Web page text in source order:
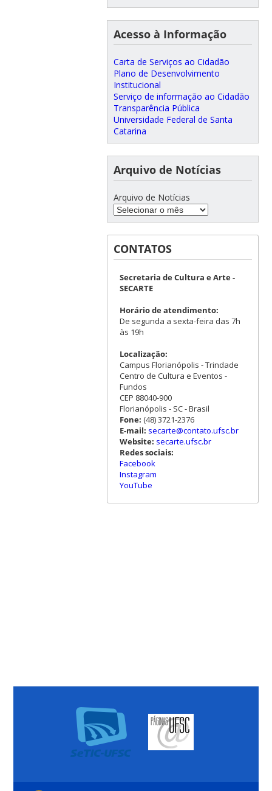
Acesso à Informação
Carta de Serviços ao Cidadão
Plano de Desenvolvimento
Institucional
Serviço de informação ao Cidadão
Transparência Pública
Universidade Federal de Santa
Catarina
Arquivo de Notícias
Arquivo de Notícias
CONTATOS
Secretaria de Cultura e Arte -
SECARTE
Horário de atendimento:
De segunda a sexta-feira das 7h
às 19h
Localização:
Campus Florianópolis - Trindade
Centro de Cultura e Eventos -
Fundos
CEP 88040-900
Florianópolis - SC - Brasil
Fone: (48) 3721-2376
E-mail: secarte@contato.ufsc.br
Website: secarte.ufsc.br
Redes sociais:
Facebook
Instagram
YouTube